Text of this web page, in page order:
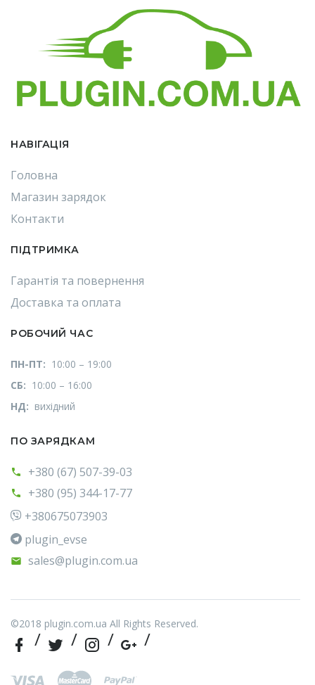
НАВІГАЦІЯ
Головна
Магазин зарядок
Контакти
ПІДТРИМКА
Гарантія та повернення
Доставка та оплата
РОБОЧИЙ ЧАС
ПН-ПТ: 10:00 – 19:00
СБ: 10:00 – 16:00
НД: вихідний
ПО ЗАРЯДКАМ
+380 (67) 507-39-03
+380 (95) 344-17-77
+380675073903
plugin_evse
sales@plugin.com.ua
©2018 plugin.com.ua All Rights Reserved.